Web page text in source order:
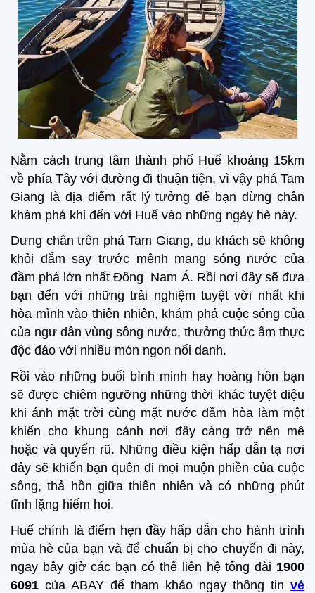
Nằm cách trung tâm thành phố Huế khoảng 15km
về phía Tây với đường đi thuận tiện, vì vậy phá Tam
Giang là địa điểm rất lý tưởng để bạn dừng chân
khám phá khi đến với Huế vào những ngày hè này.
Dưng chân trên phá Tam Giang, du khách sẽ không
khỏi đắm say trước mênh mang sóng nước của
đầm phá lớn nhất Đông Nam Á. Rồi nơi đây sẽ đưa
bạn đến với những trải nghiệm tuyệt vời nhất khi
hòa mình vào thiên nhiên, khám phá cuộc sóng của
của ngư dân vùng sông nước, thưởng thức ẩm thực
độc đáo với nhiều món ngon nổi danh.
Rồi vào những buổi bình minh hay hoàng hôn bạn
sẽ được chiêm ngưỡng những thời khác tuyệt diệu
khi ánh mặt trời cùng mặt nước đầm hòa làm một
khiến cho khung cảnh nơi đây càng trở nên mê
hoặc và quyến rũ. Những điều kiện hấp dẫn tạ nơi
đây sẽ khiến bạn quên đi mọi muộn phiền của cuộc
sống, thả hồn giữa thiên nhiên và có những phút
tĩnh lặng hiếm hoi.
Huế chính là điểm hẹn đầy hấp dẫn cho hành trình
mùa hè của bạn và để chuẩn bị cho chuyến đi này,
ngay bây giờ các bạn có thể liên hệ tổng đài 1900
6091 của ABAY để tham khảo ngay thông tin vé